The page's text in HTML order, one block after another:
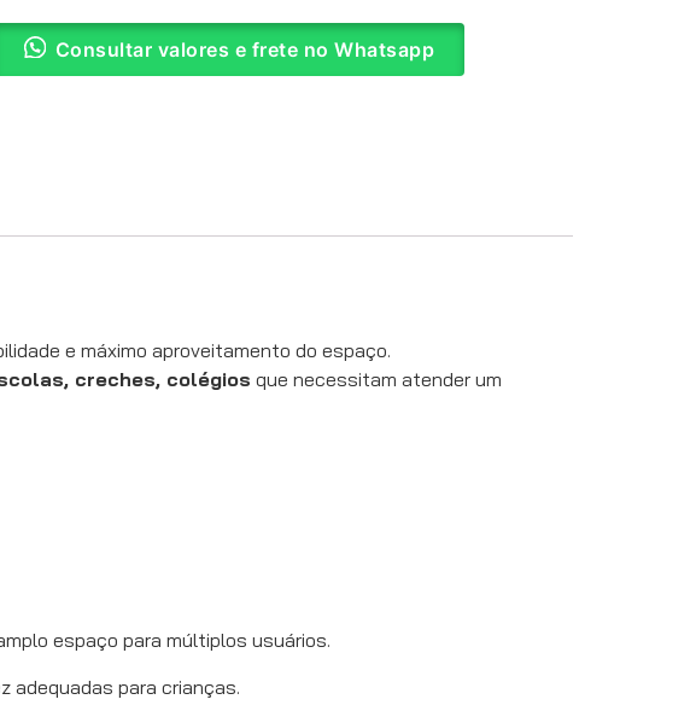
Consultar valores e frete no Whatsapp
e máximo aproveitamento do espaço.
creches, colégios que necessitam atender um
espaço para múltiplos usuários.
adequadas para crianças.